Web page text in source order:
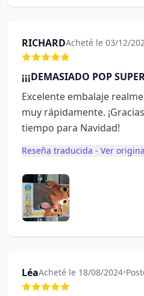
RICHARDAcheté le 03/12/
¡¡¡DEMASIADO POP
Excelente embalaje
muy rápidamente.
tiempo para Navidad!
Reseña traducida - Ver
LéaAcheté le 18/08/2024•